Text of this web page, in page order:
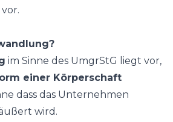
im Sinne des UmgrStG liegt vor,
einer Körperschaft
dass das Unternehmen
wird.